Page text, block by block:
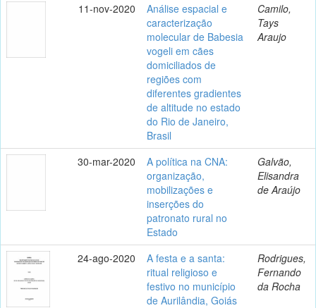
11-nov-2020
Análise espacial e
caracterização
molecular de Babesia
vogeli em cães
domiciliados de
regiões com
diferentes gradientes
de altitude no estado
do Rio de Janeiro,
Brasil
Camilo,
Tays
Araujo
30-mar-2020
A política na CNA:
organização,
mobilizações e
inserções do
patronato rural no
Estado
Galvão,
Elisandra
de Araújo
24-ago-2020
A festa e a santa:
ritual religioso e
festivo no município
de Aurilândia, Goiás
Rodrigues,
Fernando
da Rocha